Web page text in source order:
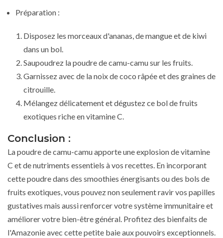
Préparation :
Disposez les morceaux d'ananas, de mangue et de kiwi
dans un bol.
Saupoudrez la poudre de camu-camu sur les fruits.
Garnissez avec de la noix de coco râpée et des graines de
citrouille.
Mélangez délicatement et dégustez ce bol de fruits
exotiques riche en vitamine C.
Conclusion :
La poudre de camu-camu apporte une explosion de vitamine
C et de nutriments essentiels à vos recettes. En incorporant
cette poudre dans des smoothies énergisants ou des bols de
fruits exotiques, vous pouvez non seulement ravir vos papilles
gustatives mais aussi renforcer votre système immunitaire et
améliorer votre bien-être général. Profitez des bienfaits de
l'Amazonie avec cette petite baie aux pouvoirs exceptionnels.